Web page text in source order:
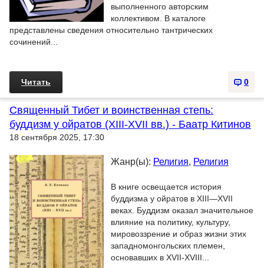
выполненного авторским
коллективом. В каталоге
представлены сведения относительно тантрических
сочинений...
0
Читать
Священный Тибет и воинственная степь:
буддизм у ойратов (XIII-XVII вв.) - Баатр Китинов
18 сентября 2025, 17:30
Жанр(ы): Религия, Религия
В книге освещается история
буддизма у ойратов в XIII—XVII
веках. Буддизм оказал значительное
влияние на политику, культуру,
мировоззрение и образ жизни этих
западномонгольских племен,
основавших в XVII-XVIII...